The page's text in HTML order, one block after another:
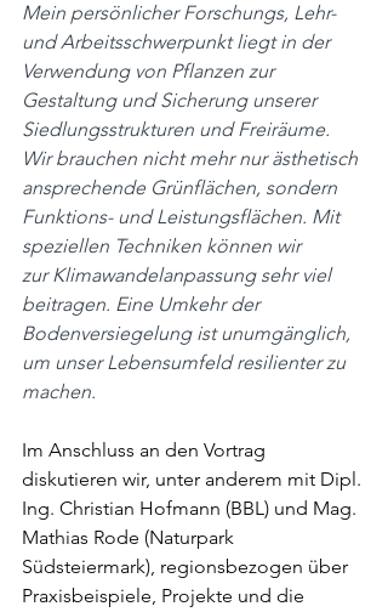
Mein persönlicher Forschungs, Lehr-
und Arbeitsschwerpunkt liegt in der
Verwendung von Pflanzen zur
Gestaltung und Sicherung unserer
Siedlungsstrukturen und Freiräume.
Wir brauchen nicht mehr nur ästhetisch
ansprechende Grünflächen, sondern
Funktions- und Leistungsflächen. Mit
speziellen Techniken können wir
zur Klimawandelanpassung sehr viel
beitragen. Eine Umkehr der
Bodenversiegelung ist unumgänglich,
um unser Lebensumfeld resilienter zu
machen.
Im Anschluss an den Vortrag
diskutieren wir, unter anderem mit Dipl.
Ing. Christian Hofmann (BBL) und Mag.
Mathias Rode (Naturpark
Südsteiermark), regionsbezogen über
Praxisbeispiele, Projekte und die